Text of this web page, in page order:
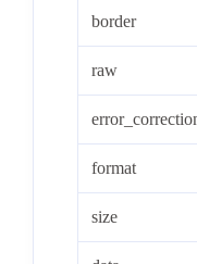
"data"
}
{
"code":
}
border
raw
format
size